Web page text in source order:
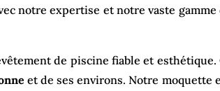
notre expertise et notre vaste
de piscine fiable et
et de ses environs. Notre moquette